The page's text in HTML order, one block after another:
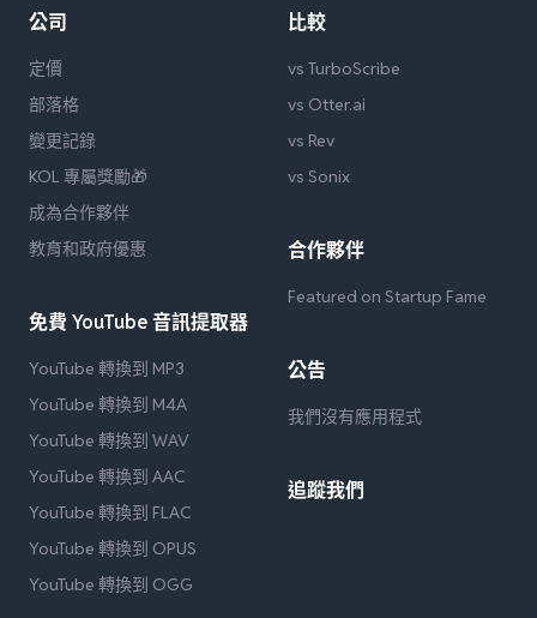
公司
定價
部落格
變更記錄
KOL 專屬獎勵🎁
成為合作夥伴
教育和政府優惠
免費 YouTube 音訊提取器
YouTube 轉換到 MP3
YouTube 轉換到 M4A
YouTube 轉換到 WAV
YouTube 轉換到 AAC
YouTube 轉換到 FLAC
YouTube 轉換到 OPUS
YouTube 轉換到 OGG
比較
vs TurboScribe
vs Otter.ai
vs Rev
vs Sonix
合作夥伴
Featured on Startup Fame
公告
我們沒有應用程式
追蹤我們